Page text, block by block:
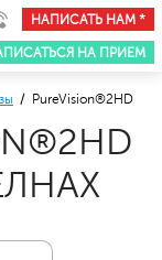
НАПИСАТЬ НАМ *
НА ПРИЕМ
/ PureVision®2HD